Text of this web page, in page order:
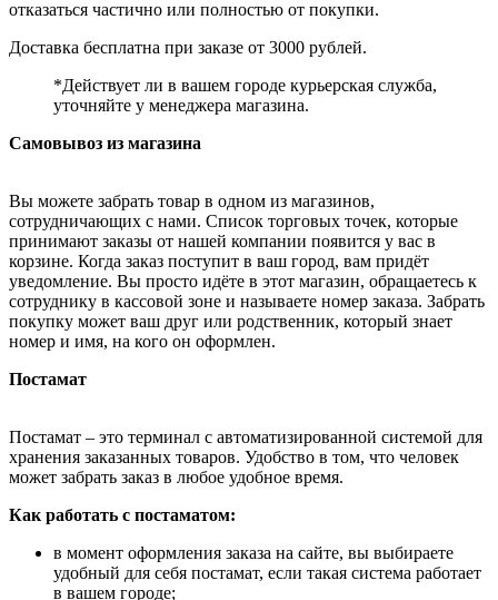
отказаться частично или полностью от покупки.
Доставка бесплатна при заказе от 3000 рублей.
*Действует ли в вашем городе курьерская служба,
уточняйте у менеджера магазина.
Самовывоз из магазина
Вы можете забрать товар в одном из магазинов,
сотрудничающих с нами. Список торговых точек, которые
принимают заказы от нашей компании появится у вас в
корзине. Когда заказ поступит в ваш город, вам придёт
уведомление. Вы просто идёте в этот магазин, обращаетесь к
сотруднику в кассовой зоне и называете номер заказа. Забрать
покупку может ваш друг или родственник, который знает
номер и имя, на кого он оформлен.
Постамат
Постамат – это терминал с автоматизированной системой для
хранения заказанных товаров. Удобство в том, что человек
может забрать заказ в любое удобное время.
Как работать с постаматом:
в момент оформления заказа на сайте, вы выбираете
удобный для себя постамат, если такая система работает
в вашем городе;